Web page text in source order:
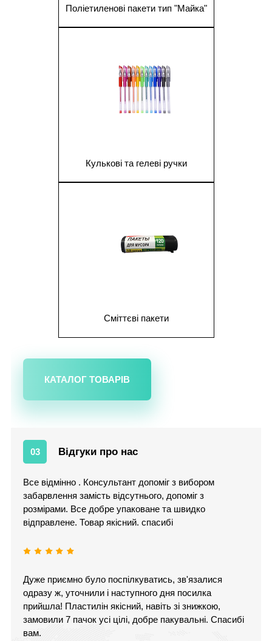
Поліетиленові пакети тип "Майка"
Кулькові та гелеві ручки
Сміттєві пакети
КАТАЛОГ ТОВАРІВ
03 Відгуки про нас
Все відмінно . Консультант допоміг з вибором
забарвлення замість відсутнього, допоміг з
розмірами. Все добре упаковане та швидко
відправлене. Товар якісний. спасибі
Дуже приємно було поспілкуватись, зв'язалися
одразу ж, уточнили і наступного дня посилка
прийшла! Пластилін якісний, навіть зі знижкою,
замовили 7 пачок усі цілі, добре пакувальні. Спасибі
вам.